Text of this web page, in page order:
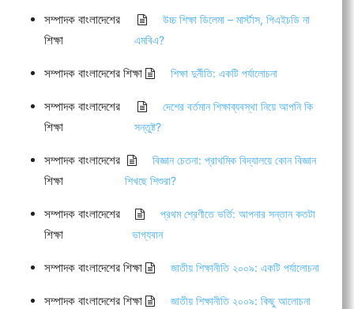
সম্পাদক বাংলাদেশের
শিক্ষা
উচ্চ শিক্ষা ডিলেমা – মার্স্টাস, পিএইচডি না
এমবিএ?
সম্পাদক বাংলাদেশের শিক্ষা শিক্ষা দুর্নীতি: একটি পর্যালোচনা
সম্পাদক বাংলাদেশের
শিক্ষা
দেশের বর্তমান শিক্ষাব্যবস্থা নিয়ে আপনি কি
সন্তুষ্ট?
সম্পাদক বাংলাদেশের
শিক্ষা
বিজ্ঞান চেতনা: প্রাথমিক বিদ্যালয়ে কোন বিজ্ঞান
শিখছে শিশুরা?
সম্পাদক বাংলাদেশের
শিক্ষা
প্রথম শ্রেণীতে ভর্তি: আপনার সন্তান কতটা
ভাগ্যবান
সম্পাদক বাংলাদেশের শিক্ষা জাতীয় শিক্ষানীতি ২০০৯: একটি পর্যালোচনা
সম্পাদক বাংলাদেশের শিক্ষা জাতীয় শিক্ষানীতি ২০০৯: কিছু আলোচনা